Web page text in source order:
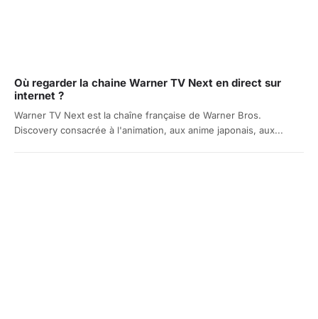
Où regarder la chaine Warner TV Next en direct sur
internet ?
Warner TV Next est la chaîne française de Warner Bros.
Discovery consacrée à l'animation, aux anime japonais, aux...